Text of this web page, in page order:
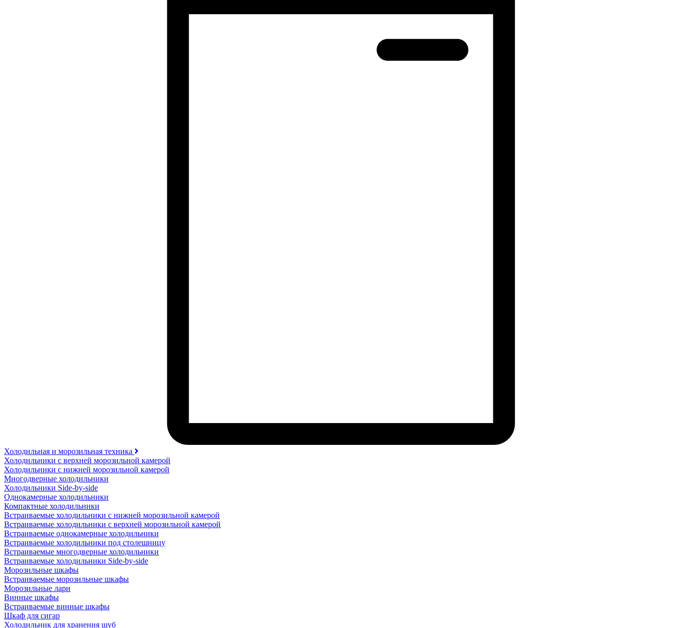
Холодильная и морозильная техника
Холодильники с верхней морозильной камерой
Холодильники с нижней морозильной камерой
Многодверные холодильники
Холодильники Side-by-side
Однокамерные холодильники
Компактные холодильники
Встраиваемые холодильники с нижней морозильной камерой
Встраиваемые холодильники с верхней морозильной камерой
Встраиваемые однокамерные холодильники
Встраиваемые холодильники под столешницу
Встраиваемые многодверные холодильники
Встраиваемые холодильники Side-by-side
Морозильные шкафы
Встраиваемые морозильные шкафы
Морозильные лари
Винные шкафы
Встраиваемые винные шкафы
Шкаф для сигар
Холодильник для хранения шуб